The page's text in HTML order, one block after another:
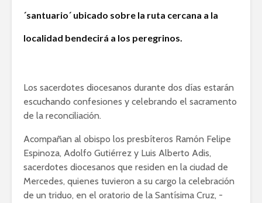
´santuario´ ubicado sobre la ruta cercana a la
localidad bendecirá a los peregrinos.
Los sacerdotes diocesanos durante dos días estarán
escuchando confesiones y celebrando el sacramento
de la reconciliación.
Acompañan al obispo los presbíteros Ramón Felipe
Espinoza, Adolfo Gutiérrez y Luis Alberto Adis,
sacerdotes diocesanos que residen en la ciudad de
Mercedes, quienes tuvieron a su cargo la celebración
de un triduo, en el oratorio de la Santísima Cruz, -